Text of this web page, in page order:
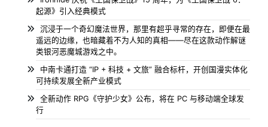
起源》引入经典模式
沉浸于一个奇幻魔法世界，那里有超乎寻常的存在，即便在最
遥远的边缘，也暗藏着不为人知的真相——尽在这款动作解谜
类银河恶魔城游戏之中。
中南卡通打造 “IP + 科技 + 文旅” 融合标杆，开创国漫实体化
可持续发展全新产业模式
全新动作 RPG《守护少女》公布，将在 PC 与移动端全球发
行